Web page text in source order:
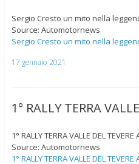
Sergio Cresto un mito nella
Source: Automotornews
Sergio Cresto un mito nella
17 gennaio 2021
1° RALLY TERRA
1° RALLY TERRA VALLE DEL TEVERE
Source: Automotornews
1° RALLY TERRA VALLE DEL TEVERE